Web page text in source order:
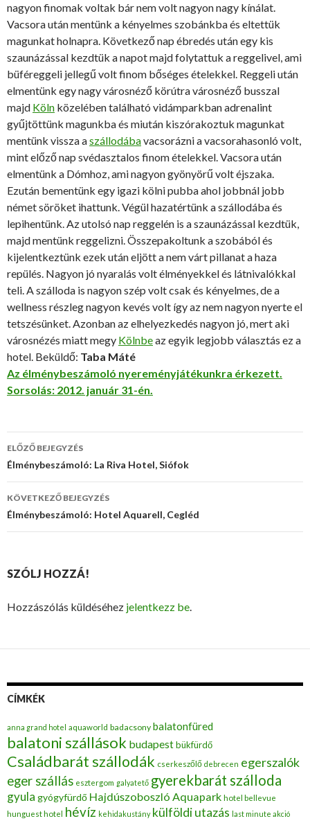
nagyon finomak voltak bár nem volt nagyon nagy kínálat.
Vacsora után mentünk a kényelmes szobánkba és eltettük
magunkat holnapra. Következő nap ébredés után egy kis
szaunázással kezdtük a napot majd folytattuk a reggelivel, ami
büféreggeli jellegű volt finom bőséges ételekkel. Reggeli után
elmentünk egy nagy városnéző körútra városnéző busszal
majd Köln közelében található vidámparkban adrenalint
gyűjtöttünk magunkba és miután kiszórakoztuk magunkat
mentünk vissza aszállodábavacsorázni a vacsorahasonló volt,
mint előző nap svédasztalos finom ételekkel. Vacsora után
elmentünk a Dómhoz, ami nagyon gyönyörű volt éjszaka.
Ezután bementünk egy igazi kölni pubba ahol jobbnál jobb
német söröket ihattunk. Végül hazatértünk a szállodába és
lepihentünk. Az utolsó nap reggelén is a szaunázással kezdtük,
majd mentünk reggelizni. Összepakoltunk a szobából és
kijelentkeztünk ezek után eljött a nem várt pillanat a haza
repülés. Nagyon jó nyaralás volt élményekkel és látnivalókkal
teli. A szálloda is nagyon szép volt csak és kényelmes, de a
wellness részleg nagyon kevés volt így az nem nagyon nyerte el
tetszésünket. Azonban az elhelyezkedés nagyon jó, mert aki
városnézés miatt megy Kölnbeaz egyik legjobb választás ez a
hotel. Beküldő: Taba Máté
Az élménybeszámoló nyereményjátékunkra érkezett.
Sorsolás: 2012. január 31-én.
Bejegyzés
navigáció
ELŐZŐ BEJEGYZÉS
Élménybeszámoló: La Riva Hotel, Siófok
KÖVETKEZŐ BEJEGYZÉS
Élménybeszámoló: Hotel Aquarell, Cegléd
SZÓLJ HOZZÁ!
Hozzászólás küldéséhez jelentkezz be.
CÍMKÉK
anna grand hotel aquaworld badacsony balatonfüred
balatoni szállások budapestbükfürdő
Családbarát szállodák cserkeszőlő debrecen egerszalók
eger szállás esztergom galyatető gyerekbarát szálloda
gyula gyógyfürdő Hajdúszoboszló Aquapark hotel bellevue
hunguest hotel
hévíz kehidakustány külföldi utazás last minute akció